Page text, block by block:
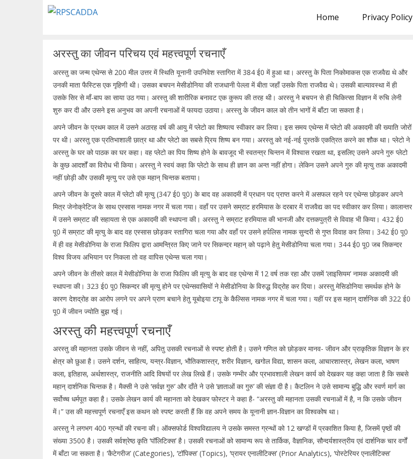
Home Privacy Policy
अरस्तु का जीवन परिचय एवं महत्त्वपूर्ण रचनाएँ
अरस्तु का जन्म एथेन्स से 200 मील उत्तर में स्थिति यूनानी उपनिवेश स्तागिरा में 384 ई0 में हुआ था। अरस्तु के पिता निकोमाकस एक राजवैद्य थे और
उनकी माता फैस्टिस एक गृहिणी थी। उसका बचपन मेसीडोनिया की राजधानी पेल्ला में बीता जहाँ उसके पिता राजवैद्य थे। उसकी बाल्यावस्था में ही
उसके सिर से माँ-बाप का साया उठ गया। अरस्तु की शारीरिक बनावट एक कुरूप की तरह थी। अरस्तु ने बचपन से ही चिकित्सा विज्ञान में रुचि लेनी
शुरु कर दी और उसने इस अनुभव का अपनी रचनाओं में फायदा उठाया। अरस्तु के जीवन काल को तीन भागों में बाँटा जा सकता है।
अपने जीवन के प्रथम काल में उसने अठारह वर्ष की आयु में प्लेटो का शिष्यत्व स्वीकार कर लिया। इस समय एथेन्स में प्लेटो की अकादमी की ख्याति जोरों
पर थी। अरस्तु एक प्रतिभाशाली छात्र था और प्लेटो का सबसे प्रिय शिष्य बन गया। अरस्तु को नई-नई पुस्तकें एकत्रित करने का शौक था। प्लेटो ने
अरस्तु के घर को पाठक का घर कहा। वह प्लेटो का पिय शिष्य होने के बावजूद भी स्वतन्त्र चिन्तन में विश्वास रखता था, इसलिए उसने अपने गुरु प्लेटो
के कुछ आदर्शों का विरोध भी किया। अरस्तु ने स्वयं कहा कि प्लेटो के साथ ही ज्ञान का अन्त नहीं होगा। लेकिन उसने अपने गुरु की मृत्यु तक अकादमी
नहीं छोड़ी और उसकी मृत्यु पर उसे एक महान् चिन्तक बताया।
अपने जीवन के दूसरे काल में प्लेटो की मृत्यु (347 ई0 पू0) के बाद वह अकादमी में प्रधान पद प्राप्त करने में असफल रहने पर एथेन्स छोड़कर अपने
मित्र जेनोक्रेटिज के साथ एस्सास नामक नगर में चला गया। वहाँ पर उसने सम्राट हरमियास के दरबार में राजवैद्य का पद स्वीकार कर लिया। कालान्तर
में उसने सम्राट की सहायता से एक अकादमी की स्थापना की। अरस्तु ने सम्राट हरमियास की भानजी और दत्तकपुत्री से विवाह भी किया। 432 ई0
पू0 में सम्राट की मृत्यु के बाद वह एस्सास छोड़कर स्तागिरा चला गया और वहाँ पर उसने हर्पलिस नामक सुन्दरी से गुप्त विवाह कर लिया। 342 ई0 पू0
में ही वह मेसीडोनिया के राजा फिलिप द्वारा आमन्त्रित किए जाने पर सिकन्दर महान् को पढ़ाने हेतु मेसीडोनिया चला गया। 344 ई0 पू0 जब सिकन्दर
विश्व विजय अभियान पर निकला तो वह वापिस एथेन्स चला गया।
अपने जीवन के तीसरे काल में मेसीडोनिया के राजा फिलिप की मृत्यु के बाद वह एथेन्स में 12 वर्ष तक रहा और उसमें ‘लाइसियम’ नामक अकादमी की
स्थापना की। 323 ई0 पू0 सिकन्दर की मृत्यु होने पर एथेन्सवासियों ने मेसीडोनिया के विरुद्ध विद्रोह कर दिया। अरस्तु मेसिडोनिया समर्थक होने के
कारण देशद्रोह का आरोप लगने पर अपने प्राण बचाने हेतु यूबोइया टापू के कैल्सिस नामक नगर में चला गया। यहीं पर इस महान् दार्शनिक की 322 ई0
पू0 में जीवन ज्योति बुझ गई।
अरस्तु की महत्त्वपूर्ण रचनाएँ
अरस्तु की महानता उसके जीवन से नहीं, अपितु उसकी रचनाओं से स्पष्ट होती है। उसने गणित को छोड़कर मानव- जीवन और प्राकृतिक विज्ञान के हर
क्षेत्र को छुआ है। उसने दर्शन, साहित्य, यन्त्र-विज्ञान, भौतिकशास्त्र, शरीर विज्ञान, खगोल विद्या, शासन कला, आचारशास्त्र, लेखन कला, भाषण
कला, इतिहास, अर्थशास्त्र, राजनीति आदि विषयों पर लेख लिखे हैं। उसके गम्भीर और प्रभावशाली लेखन कार्य को देखकर यह कहा जाता है कि सबसे
महान् दार्शनिक चिन्तक है। मैक्सी ने उसे ‘सर्वज्ञ गुरु’ और दाँते ने उसे ‘ज्ञाताओं का गुरु’ की संज्ञा दी है। कैटलिन ने उसे सामान्य बुद्धि और स्वर्ण मार्ग का
सर्वोच्च धर्मपूत कहा है। उसके लेखन कार्य की महानता को देखकर फोस्टर ने कहा है- “अरस्तु की महानता उसकी रचनाओं में है, न कि उसके जीवन
में।” उस की महत्त्वपूर्ण रचनाएँ इस कथन को स्पष्ट करती हैं कि वह अपने समय के यूनानी ज्ञान-विज्ञान का विश्वकोष था।
अरस्तु ने लगभग 400 ग्रन्थों की रचना की। ऑक्सफोर्ड विश्वविद्यालय ने उसके समस्त ग्रन्थों को 12 खण्डों में प्रकाशित किया है, जिसमें पृष्ठों की
संख्या 3500 है। उसकी सर्वश्रेष्ठ कृति ‘पॉलिटिक्स’ है। उसकी रचनाओं को सामान्य रूप से तार्किक, वैज्ञानिक, सौन्दर्यशास्त्रीय एवं दार्शनिक चार वर्गों
में बाँटा जा सकता है। ‘कैटेगरीज’ (Categories), ‘टॉपिक्स’ (Topics), ‘प्रायर एनालीटिक्स’ (Prior Analytics), ‘पोस्टेरियर एनालीटिक्स’